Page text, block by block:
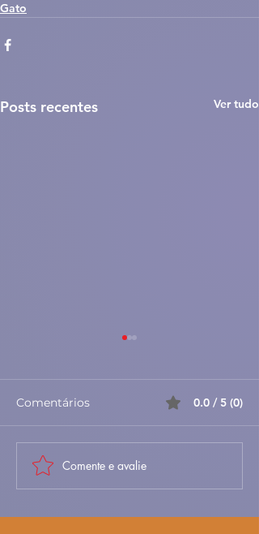
Gato
Posts recentes Ver tudo
Migas Alentejanas com
Rojões, Farinheira e
Tradicional
Comentários 0.0 / 5 (0)
Comente e avalie